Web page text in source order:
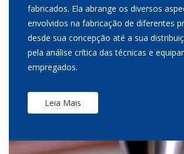
fabricados. Ela abrange os diversos
envolvidos na fabricação de diferentes
desde sua concepção até a sua
pela análise crítica das técnicas e
empregados.
Leia Mais